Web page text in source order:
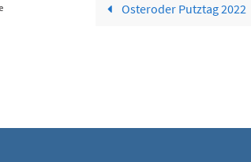
Osteroder Putztag 2022